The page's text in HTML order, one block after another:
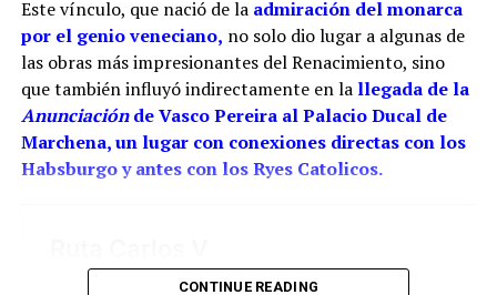
Juan fue adquiriendo progresivamente mayor
responsabilidad artística. La reja del coro pudo ser
una obra de juventud realizada bajo la dirección o
con la colaboración paterna. Los documentos
conservan las dos perspectivas: las cuentas
parroquiales relacionan el encargo con Cristóbal y
los pagos finales con sus herederos; el expediente
La reja de San Juan demuestra hasta dónde llegó
Este vínculo, que nació de la admiración del monarca
por el genio veneciano, no solo dio lugar a algunas de
las obras más impresionantes del Renacimiento, sino
que también influyó indirectamente en lallegada de la
Anunciaciónde Vasco Pereira al Palacio Ducal de
Marchena, un lugar con conexiones directas con los
Habsburgo y antes con los Ryes Catolicos.
CONTINUE READING